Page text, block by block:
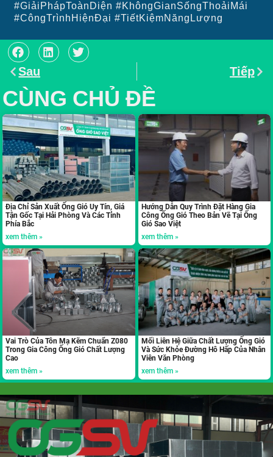
#GiảiPhápToànDiện #KhôngGianSốngThoảiMái
#CôngTrìnhHiệnĐại #TiếtKiệmNăngLượng
Sau Tiếp
CÙNG CHỦ ĐỀ
Địa Chỉ Sản Xuất Ống Gió Uy Tín, Giá
Tận Gốc Tại Hải Phòng Và Các Tỉnh
Phía Bắc
xem thêm »
Hướng Dẫn Quy Trình Đặt Hàng Gia
Công Ống Gió Theo Bản Vẽ Tại Ống
Gió Sao Việt
xem thêm »
Vai Trò Của Tôn Mạ Kẽm Chuẩn Z080
Trong Gia Công Ống Gió Chất Lượng
Cao
xem thêm »
Mối Liên Hệ Giữa Chất Lượng Ống Gió
Và Sức Khỏe Đường Hô Hấp Của Nhân
Viên Văn Phòng
xem thêm »